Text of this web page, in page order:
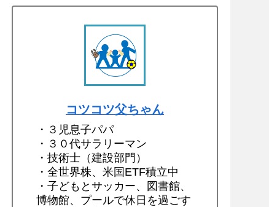
コツコツ父ちゃん
・３児息子パパ
・３０代サラリーマン
・技術士（建設部門）
・全世界株、米国ETF積立中
・子どもとサッカー、図書館、
博物館、プールで休日を過ごす